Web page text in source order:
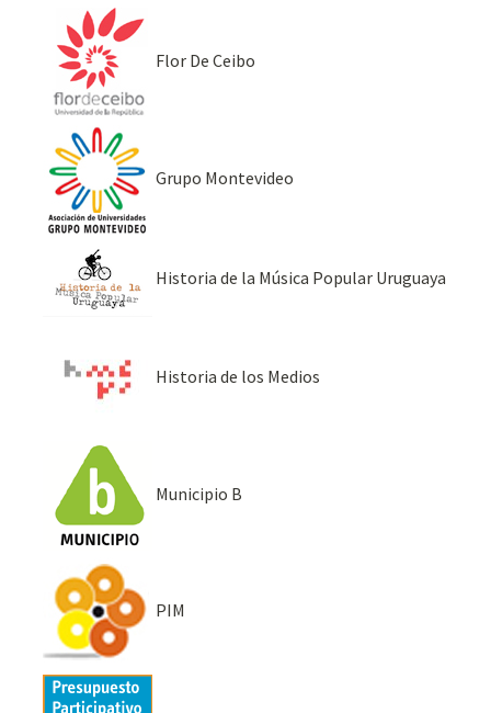
Flor De Ceibo
Grupo Montevideo
Historia de la Música Popular Uruguaya
Historia de los Medios
Municipio B
PIM